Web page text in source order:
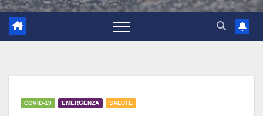
COVID-19 EMERGENZA SALUTE